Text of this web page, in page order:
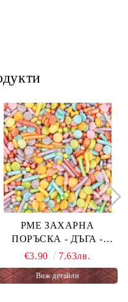
PME ЗАХАРНА
ПОРЪСКА - ДЪГА -
€3.90 7.63лв.
Виж детайли